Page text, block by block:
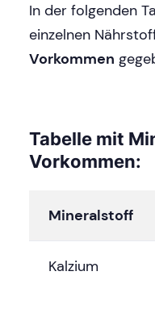
In der folgenden
einzelnen
Vorkommen
Tabelle mit
Vorkommen:
Mineralstoff
Kalzium